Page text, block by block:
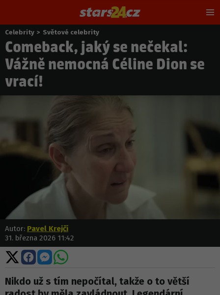
Nacházíte
se
zde:
Celebrity > Světové celebrity
Comeback, jaký se nečekal:
Vážně nemocná Céline Dion se
vrací!
Autor: Pavel Krejčí
31. března 2026 11:42
Sdílet
na
X
Sdílet
na
Facebooku
Sdílet
na
Messengeru
Sdílet
WhatsApp
Nikdo už s tím nepočítal, takže o to větší